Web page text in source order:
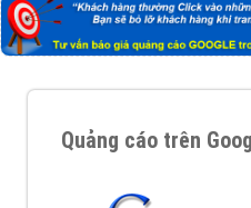
Nếu bạn đang cần
chừ hãy nhấc máy lên và